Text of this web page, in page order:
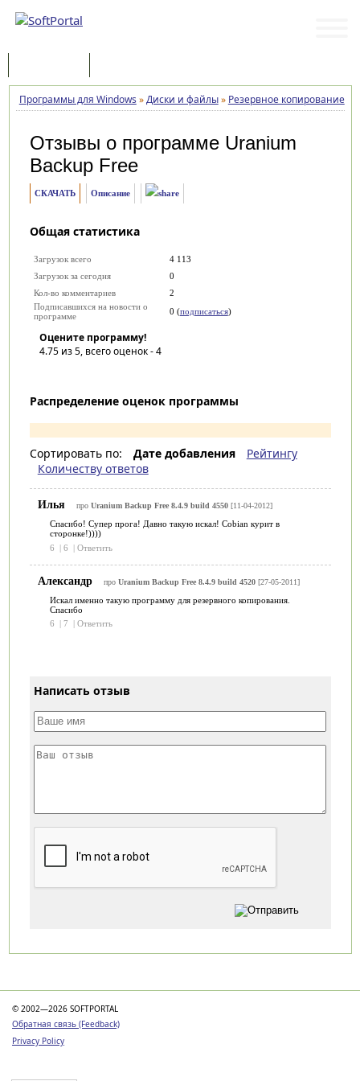
Программы для Windows »Диски и файлы» Резервное копирование
Отзывы о программе Uranium
Backup Free
СКАЧАТЬ Описание
Общая статистика
Загрузок всего
4 113
Загрузок за сегодня
0
Кол-во комментариев
2
Подписавшихся на новости о
программе
0 (подписаться)
Оцените программу!
4.75из 5, всего оценок -4
Распределение оценок программы
Сортировать по: Дате добавления
Рейтингу
Количеству ответов
Илья про Uranium Backup Free 8.4.9 build 4550[11-04-2012]
Спасибо! Супер прога! Давно такую искал! Cobian курит в
сторонке!))))
6
| 6 | Ответить
Александр про Uranium Backup Free 8.4.9 build 4520[27-05-2011]
Искал именно такую программу для резервного копирования.
Спасибо
6
| 7 | Ответить
Написать отзыв
© 2002—2026 SOFTPORTAL
Обратная связь (Feedback)
Privacy Policy